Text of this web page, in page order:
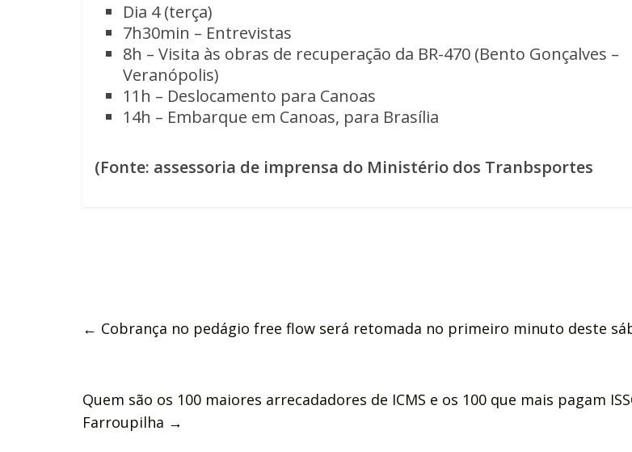
Dia 4 (terça)
7h30min – Entrevistas
8h – Visita às obras de recuperação da BR-470 (Bento Gonçalves –
Veranópolis)
11h – Deslocamento para Canoas
14h – Embarque em Canoas, para Brasília
(Fonte: assessoria de imprensa do Ministério dos Tranbsportes
← Cobrança no pedágio free flow será retomada no primeiro minuto deste
Quem são os 100 maiores arrecadadores de ICMS e os 100 que mais pagam
Farroupilha →